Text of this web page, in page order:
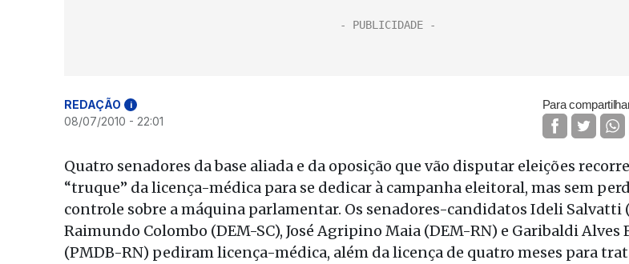
REDAÇÃO i
08/07/2010 - 22:01
Para
Quatro senadores da base aliada e da oposição que vão disputar eleições
“truque” da licença-médica para se dedicar à campanha eleitoral, mas sem
controle sobre a máquina parlamentar. Os senadores-candidatos Ideli Salvatti
Raimundo Colombo (DEM-SC), José Agripino Maia (DEM-RN) e Garibaldi Alves
(PMDB-RN) pediram licença-médica, além da licença de quatro meses para